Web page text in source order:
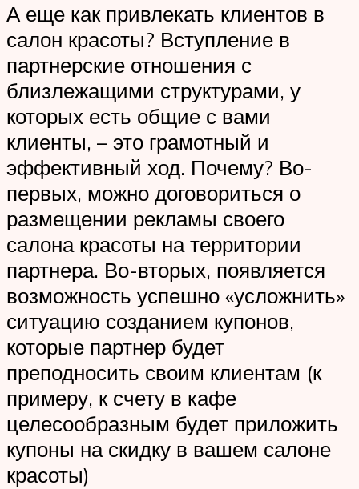
А еще как привлекать клиентов в
салон красоты? Вступление в
партнерские отношения с
близлежащими структурами, у
которых есть общие с вами
клиенты, – это грамотный и
эффективный ход. Почему? Во-
первых, можно договориться о
размещении рекламы своего
салона красоты на территории
партнера. Во-вторых, появляется
возможность успешно «усложнить»
ситуацию созданием купонов,
которые партнер будет
преподносить своим клиентам (к
примеру, к счету в кафе
целесообразным будет приложить
купоны на скидку в вашем салоне
красоты)